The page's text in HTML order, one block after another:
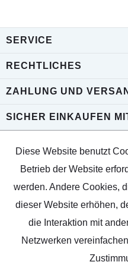
SERVICE
RECHTLICHES
ZAHLUNG UND
SICHER EINKAUFEN
Diese Website benutzt
Betrieb der Website
werden. Andere Cookies,
dieser Website erhöhen,
die Interaktion mit
Netzwerken